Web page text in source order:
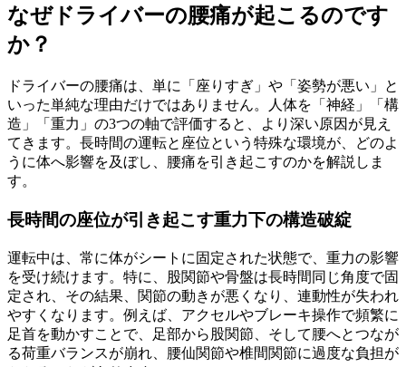
なぜドライバーの腰痛が起こるのです
か？
ドライバーの腰痛は、単に「座りすぎ」や「姿勢が悪い」と
いった単純な理由だけではありません。人体を「神経」「構
造」「重力」の3つの軸で評価すると、より深い原因が見え
てきます。長時間の運転と座位という特殊な環境が、どのよ
うに体へ影響を及ぼし、腰痛を引き起こすのかを解説しま
す。
長時間の座位が引き起こす重力下の構造破綻
運転中は、常に体がシートに固定された状態で、重力の影響
を受け続けます。特に、股関節や骨盤は長時間同じ角度で固
定され、その結果、関節の動きが悪くなり、連動性が失われ
やすくなります。例えば、アクセルやブレーキ操作で頻繁に
足首を動かすことで、足部から股関節、そして腰へとつなが
る荷重バランスが崩れ、腰仙関節や椎間関節に過度な負担が